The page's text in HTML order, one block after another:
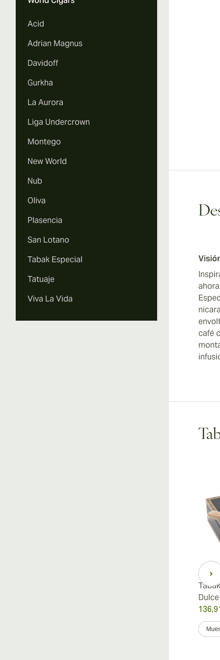
Acid
Adrian Magnus
Davidoff
Gurkha
La Aurora
Liga Undercrown
Montego
New World
Nub
Oliva
Plasencia
San Lotano
Tabak Especial
Tatuaje
Viva La Vida
café